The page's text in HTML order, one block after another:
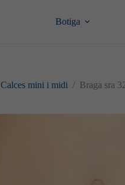
Botiga
Calces mini i midi / Braga sra